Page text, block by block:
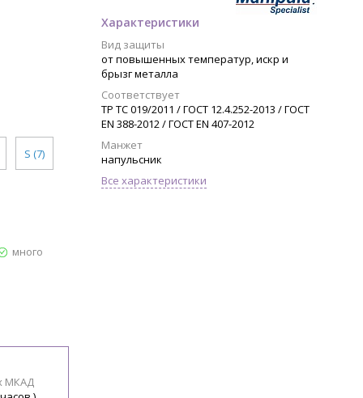
S (7)
Характеристики
Вид защиты
от повышенных температур, искр и
брызг металла
Соответствует
ТР ТС 019/2011 / ГОСТ 12.4.252-2013 / ГОСТ
ЕN 388-2012 / ГОСТ ЕN 407-2012
Манжет
напульсник
Все характеристики
много
МКАД